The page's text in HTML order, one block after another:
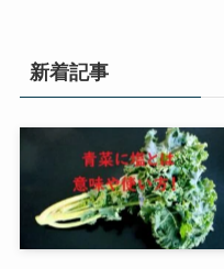
新着記事